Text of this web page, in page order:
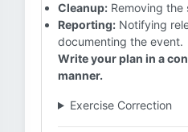
Cleanup: Removing the
Reporting: Notifying
documenting the event.
Write your plan in a
manner.
Exercise Correction